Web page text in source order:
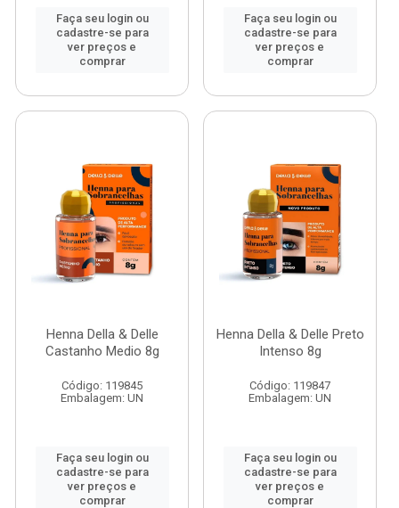
Faça seu login ou
cadastre-se para
ver preços e
comprar
Faça seu login ou
cadastre-se para
ver preços e
comprar
Henna Della & Delle
Castanho Medio 8g
Código: 119845
Embalagem: UN
Faça seu login ou
cadastre-se para
ver preços e
comprar
Henna Della & Delle Preto
Intenso 8g
Código: 119847
Embalagem: UN
Faça seu login ou
cadastre-se para
ver preços e
comprar